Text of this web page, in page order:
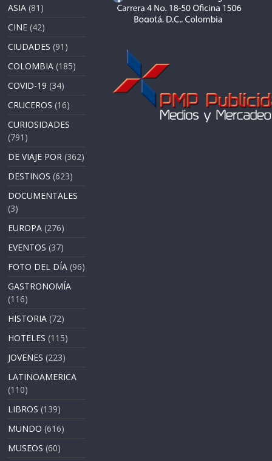
ASIA (81)
CINE (42)
CIUDADES (91)
COLOMBIA (185)
COVID-19 (34)
CRUCEROS (16)
CURIOSIDADES
(791)
DE VIAJE POR (362)
DESTINOS (623)
DOCUMENTALES
(3)
EUROPA (276)
EVENTOS (37)
FOTO DEL DÍA (96)
GASTRONOMÍA
(116)
HISTORIA (72)
HOTELES (115)
JOVENES (223)
LATINOAMERICA
(110)
LIBROS (139)
MUNDO (616)
MUSEOS (60)